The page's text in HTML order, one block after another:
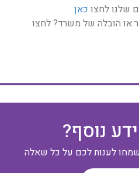
שלנו לחצו כאן
או הובלה של משרד? לחצו
נוסף?
לענות לכם על כל שאלה